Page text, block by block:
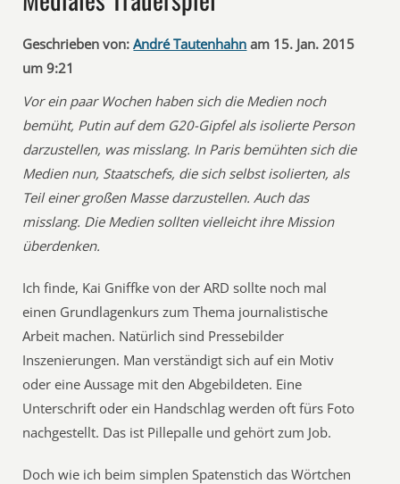
Geschrieben von: André Tautenhahn am 15. Jan. 2015
um 9:21
Vor ein paar Wochen haben sich die Medien noch
bemüht, Putin auf dem G20-Gipfel als isolierte Person
darzustellen, was misslang. In Paris bemühten sich die
Medien nun, Staatschefs, die sich selbst isolierten, als
Teil einer großen Masse darzustellen. Auch das
misslang. Die Medien sollten vielleicht ihre Mission
überdenken.
Ich finde, Kai Gniffke von der ARD sollte noch mal
einen Grundlagenkurs zum Thema journalistische
Arbeit machen. Natürlich sind Pressebilder
Inszenierungen. Man verständigt sich auf ein Motiv
oder eine Aussage mit den Abgebildeten. Eine
Unterschrift oder ein Handschlag werden oft fürs Foto
nachgestellt. Das ist Pillepalle und gehört zum Job.
Doch wie ich beim simplen Spatenstich das Wörtchen